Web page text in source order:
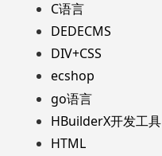
C语言
DEDECMS
DIV+CSS
ecshop
go语言
HBuilderX开发工具
HTML